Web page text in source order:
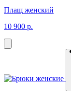
Плащ женский
10 900 р.